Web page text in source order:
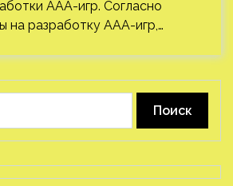
ААА-игр. Согласно
на разработку ААА-игр,…